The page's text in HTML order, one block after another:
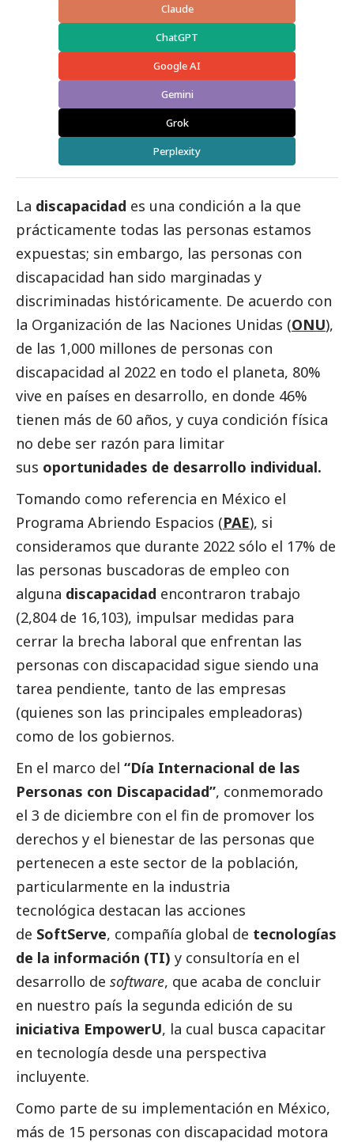
Claude
ChatGPT
Google AI
Gemini
Grok
Perplexity
La discapacidad es una condición a la que
prácticamente todas las personas estamos
expuestas; sin embargo, las personas con
discapacidad han sido marginadas y
discriminadas históricamente. De acuerdo con
la Organización de las Naciones Unidas (ONU),
de las 1,000 millones de personas con
discapacidad al 2022 en todo el planeta, 80%
vive en países en desarrollo, en donde 46%
tienen más de 60 años, y cuya condición física
no debe ser razón para limitar
sus oportunidades de desarrollo individual.
Tomando como referencia en México el
Programa Abriendo Espacios (PAE), si
consideramos que durante 2022 sólo el 17% de
las personas buscadoras de empleo con
alguna discapacidad encontraron trabajo
(2,804 de 16,103), impulsar medidas para
cerrar la brecha laboral que enfrentan las
personas con discapacidad sigue siendo una
tarea pendiente, tanto de las empresas
(quienes son las principales empleadoras)
como de los gobiernos.
En el marco del “Día Internacional de las
Personas con Discapacidad”, conmemorado
el 3 de diciembre con el fin de promover los
derechos y el bienestar de las personas que
pertenecen a este sector de la población,
particularmente en la industria
tecnológica destacan las acciones
de SoftServe, compañía global de tecnologías
de la información (TI) y consultoría en el
desarrollo de software, que acaba de concluir
en nuestro país la segunda edición de su
iniciativa EmpowerU, la cual busca capacitar
en tecnología desde una perspectiva
incluyente.
Como parte de su implementación en México,
más de 15 personas con discapacidad motora